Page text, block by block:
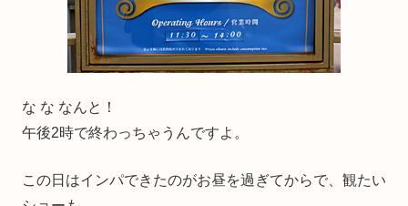
な な なんと！
午後2時で終わっちゃうんですよ。
この日はインパできたのがお昼を過ぎてからで、観たい